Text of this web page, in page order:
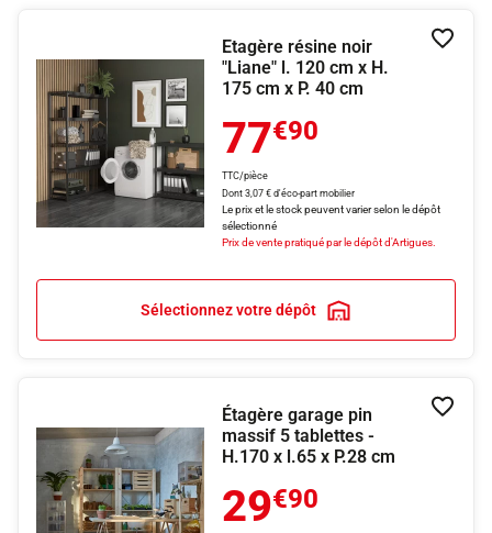
Etagère résine noir
"Liane" l. 120 cm x H.
175 cm x P. 40 cm
77€90
TTC/pièce
Dont 3,07 € d'éco-part mobilier
Le prix et le stock peuvent varier selon le dépôt
sélectionné
Prix de vente pratiqué par le dépôt d'Artigues.
Sélectionnez votre dépôt
Étagère garage pin
massif 5 tablettes -
H.170 x l.65 x P.28 cm
29€90